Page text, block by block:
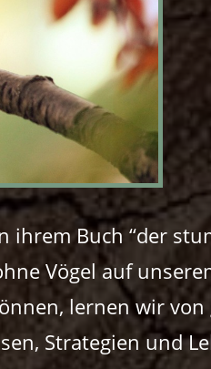
ihrem Buch “der
Vögel auf
lernen wir
Strategien und